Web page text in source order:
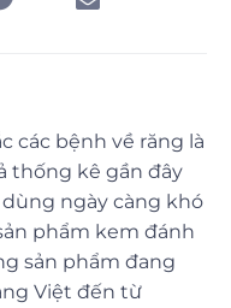
các bệnh về răng là
thống kê gần đây
ngày càng khó
phẩm kem đánh
sản phẩm đang
Việt đến từ